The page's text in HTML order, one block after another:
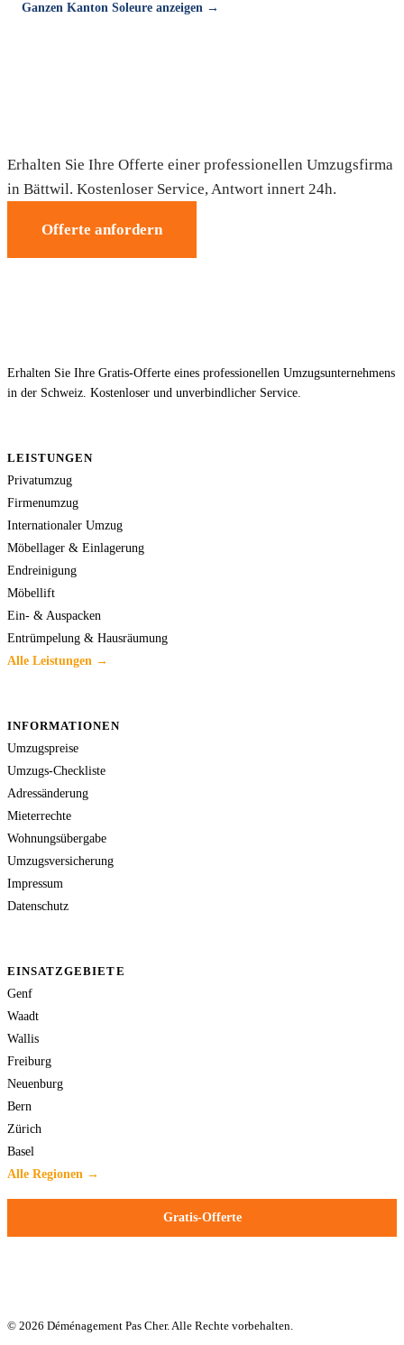
Ganzen Kanton Soleure anzeigen →
Erhalten Sie Ihre Offerte einer professionellen Umzugsfirma
in Bättwil. Kostenloser Service, Antwort innert 24h.
Offerte anfordern
Erhalten Sie Ihre Gratis-Offerte eines professionellen Umzugsunternehmens
in der Schweiz. Kostenloser und unverbindlicher Service.
LEISTUNGEN
Privatumzug
Firmenumzug
Internationaler Umzug
Möbellager & Einlagerung
Endreinigung
Möbellift
Ein- & Auspacken
Entrümpelung & Hausräumung
Alle Leistungen →
INFORMATIONEN
Umzugspreise
Umzugs-Checkliste
Adressänderung
Mieterrechte
Wohnungsübergabe
Umzugsversicherung
Impressum
Datenschutz
EINSATZGEBIETE
Genf
Waadt
Wallis
Freiburg
Neuenburg
Bern
Zürich
Basel
Alle Regionen →
Gratis-Offerte
© 2026 Déménagement Pas Cher. Alle Rechte vorbehalten.